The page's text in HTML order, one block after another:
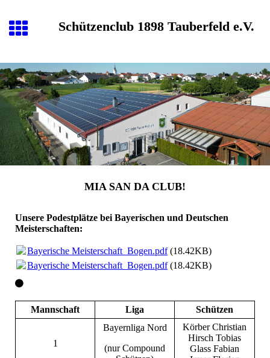
Schützenclub 1898 Tauberfeld e.V.
MIA SAN DA CLUB!
Unsere Podestplätze bei Bayerischen und Deutschen
Meisterschaften:
Bayerische Meisterschaft_Bogen.pdf(18.42KB)
Bayerische Meisterschaft_Bogen.pdf(18.42KB)
Mannschaft Liga Schützen
1
Bayernliga Nord
(nur Compound
Körber Christian
Hirsch Tobias
Glass Fabian